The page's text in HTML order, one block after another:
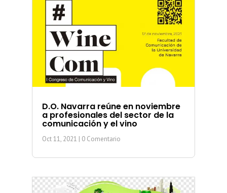
D.O. Navarra reúne en noviembre
a profesionales del sector de la
comunicación y el vino
Oct 11, 2021 | 0 Comentario